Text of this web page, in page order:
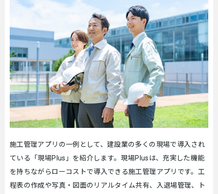
施工管理アプリの一例として、建設業の多くの現場で導入され
ている「現場Plus」を紹介します。現場Plusは、充実した機能
を持ちながらローコストで導入できる施工管理アプリです。工
程表の作成や写真・図面のリアルタイム共有、入退場管理、ト